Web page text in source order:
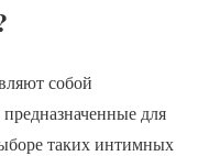
собой
для
таких интимных